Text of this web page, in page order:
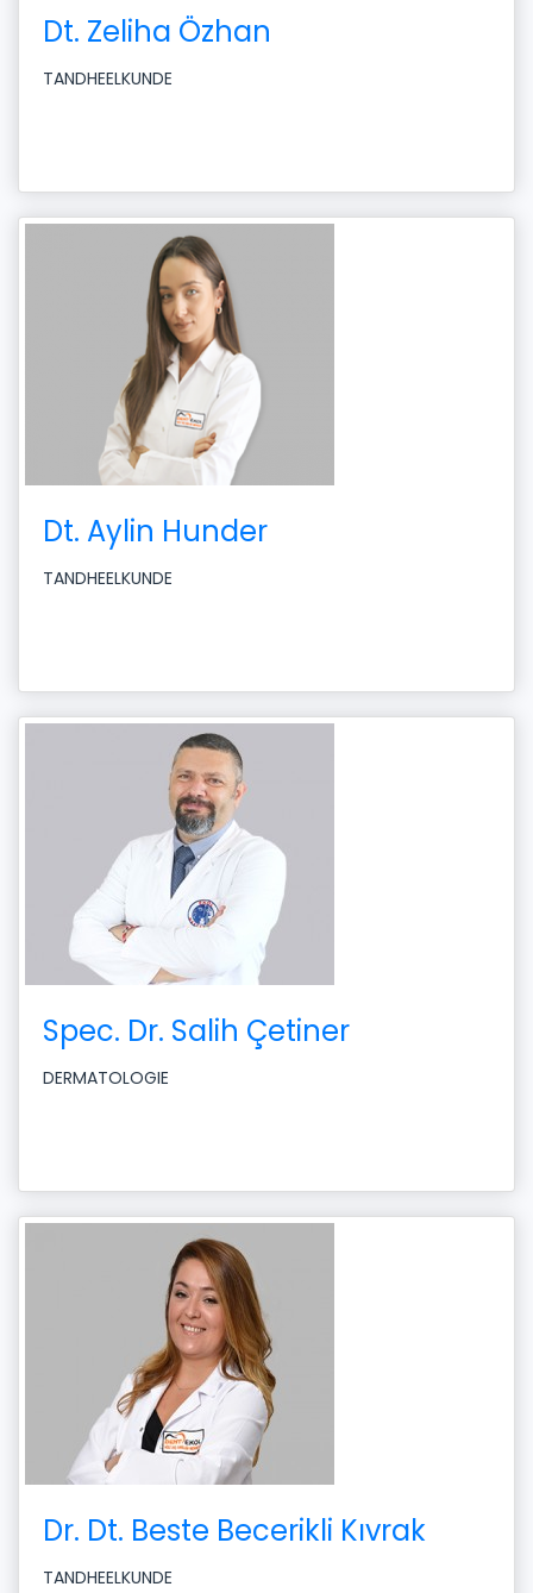
Dt. Zeliha Özhan
TANDHEELKUNDE
Dt. Aylin Hunder
TANDHEELKUNDE
Spec. Dr. Salih Çetiner
DERMATOLOGIE
Dr. Dt. Beste Becerikli Kıvrak
TANDHEELKUNDE